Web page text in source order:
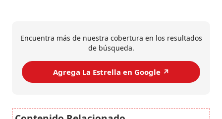
Encuentra más de nuestra cobertura en los resultados
de búsqueda.
Agrega La Estrella en Google ↗️